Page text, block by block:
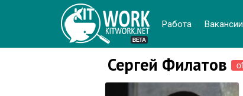
Работа Вакансии
Сергей Филатов